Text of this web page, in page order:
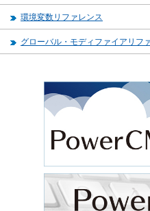
環境変数リファレンス
グローバル・モディファイアリフ